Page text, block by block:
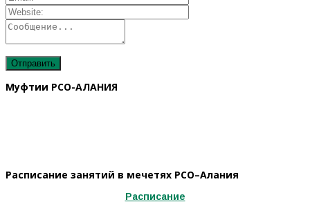
Муфтии РСО-АЛАНИЯ
Расписание занятий в мечетях РСО–Алания
Расписание